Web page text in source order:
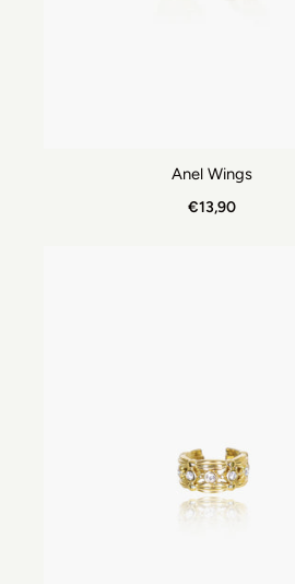
Anel Wings
€13,90